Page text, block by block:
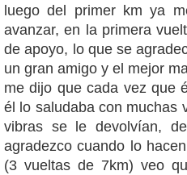
luego del primer km ya
avanzar, en la primera
de apoyo, lo que se
un gran amigo y el mejor
me dijo que cada vez que
él lo saludaba con muchas
vibras se le devolvían,
agradezco cuando lo
(3 vueltas de 7km) veo